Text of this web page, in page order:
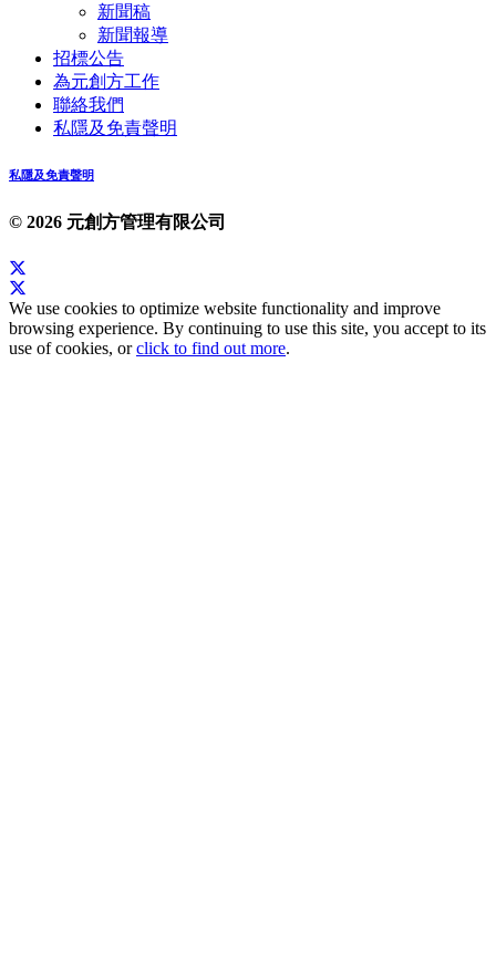
新聞稿
新聞報導
招標公告
為元創方工作
聯絡我們
私隱及免責聲明
私隱及免責聲明
© 2026 元創方管理有限公司
We use cookies to optimize website functionality and improve
browsing experience. By continuing to use this site, you accept to its
use of cookies, orclick to find out more.